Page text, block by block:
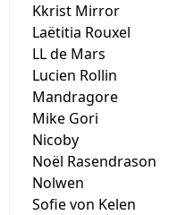
Kkrist Mirror
Laëtitia Rouxel
LL de Mars
Lucien Rollin
Mandragore
Mike Gori
Nicoby
Noël Rasendrason
Nolwen
Sofie von Kelen